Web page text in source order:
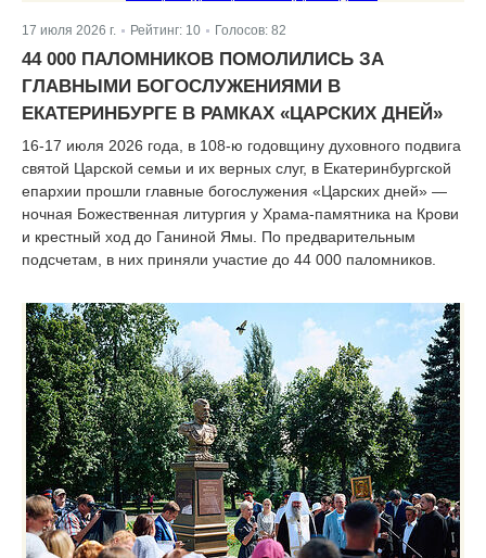
17 июля 2026 г. Рейтинг: 10 Голосов: 82
44 000 ПАЛОМНИКОВ ПОМОЛИЛИСЬ ЗА
ГЛАВНЫМИ БОГОСЛУЖЕНИЯМИ В
ЕКАТЕРИНБУРГЕ В РАМКАХ «ЦАРСКИХ ДНЕЙ»
16-17 июля 2026 года, в 108-ю годовщину духовного подвига
святой Царской семьи и их верных слуг, в Екатеринбургской
епархии прошли главные богослужения «Царских дней» —
ночная Божественная литургия у Храма-памятника на Крови
и крестный ход до Ганиной Ямы. По предварительным
подсчетам, в них приняли участие до 44 000 паломников.